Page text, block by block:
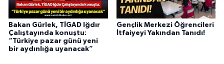
Bakan Gürlek, TİGAD Iğdır
Çalıştayında konuştu:
“Türkiye pazar günü yeni
bir aydınlığa uyanacak”
Gençlik Merkezi Öğrencileri
İtfaiyeyi Yakından Tanıdı!